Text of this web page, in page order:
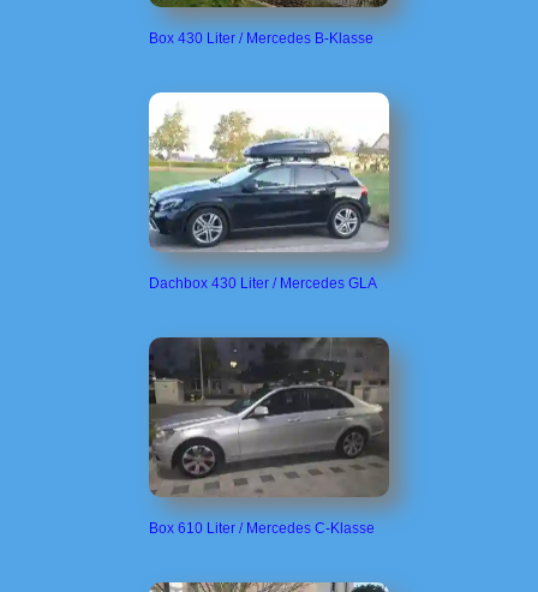
Box 430 Liter / Mercedes B-Klasse
Dachbox 430 Liter / Mercedes GLA
Box 610 Liter / Mercedes C-Klasse